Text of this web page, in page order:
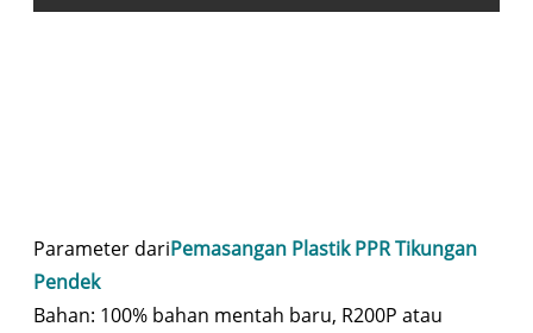
Parameter dariPemasangan Plastik PPR Tikungan
Pendek
Bahan: 100% bahan mentah baru, R200P atau